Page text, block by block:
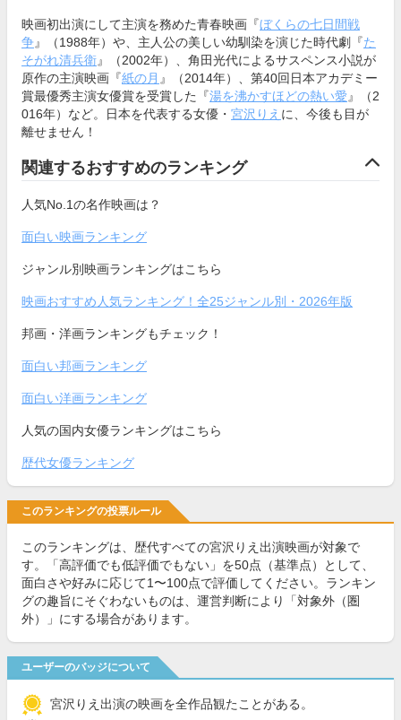
映画初出演にして主演を務めた青春映画『ぼくらの七日間戦
争』（1988年）や、主人公の美しい幼馴染を演じた時代劇『た
そがれ清兵衛』（2002年）、角田光代によるサスペンス小説が
原作の主演映画『紙の月 』（2014年）、第40回日本アカデミー
賞最優秀主演女優賞を受賞した『湯を沸かすほどの熱い愛 』（2
016年）など。日本を代表する女優・ 宮沢りえ に、今後も目が
離せません！
関連するおすすめのランキング
人気No.1の名作映画は？
面白い映画ランキング
ジャンル別映画ランキングはこちら
映画おすすめ人気ランキング！全25ジャンル別・2026年版
邦画・洋画ランキングもチェック！
面白い邦画ランキング
面白い洋画ランキング
人気の国内女優ランキングはこちら
歴代女優ランキング
このランキングの投票ルール
このランキングは、歴代すべての宮沢りえ出演映画が対象で
す。「高評価でも低評価でもない」を50点（基準点）として、
面白さや好みに応じて1〜100点で評価してください。ランキン
グの趣旨にそぐわないものは、運営判断により「対象外（圏
外）」にする場合があります。
ユーザーのバッジについて
宮沢りえ出演の映画を全作品観たことがある。